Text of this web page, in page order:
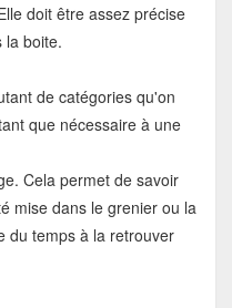
doit être assez précise
la boite.
de catégories qu'on
que nécessaire à une
Cela permet de savoir
mise dans le grenier ou la
du temps à la retrouver